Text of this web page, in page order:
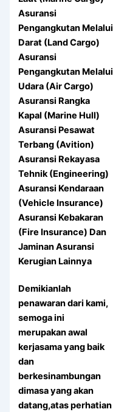
Asuransi
Pengangkutan Melalui
Darat (Land Cargo)
Asuransi
Pengangkutan Melalui
Udara (Air Cargo)
Asuransi Rangka
Kapal (Marine Hull)
Asuransi Pesawat
Terbang (Avition)
Asuransi Rekayasa
Tehnik (Engineering)
Asuransi Kendaraan
(Vehicle Insurance)
Asuransi Kebakaran
(Fire Insurance) Dan
Jaminan Asuransi
Kerugian Lainnya
Demikianlah
penawaran dari kami,
semoga ini
merupakan awal
kerjasama yang baik
dan
berkesinambungan
dimasa yang akan
datang,atas perhatian